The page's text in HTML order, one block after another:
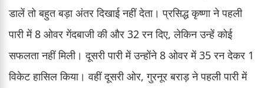
डालें तो बहुत बड़ा अंतर दिखाई नहीं देता। प्रसिद्ध कृष्णा ने पहली
पारी में 8 ओवर गेंदबाजी की और 32 रन दिए, लेकिन उन्हें कोई
सफलता नहीं मिली। दूसरी पारी में उन्होंने 8 ओवर में 35 रन देकर 1
विकेट हासिल किया। वहीं दूसरी ओर, गुरनूर बराड़ ने पहली पारी में